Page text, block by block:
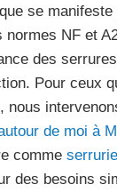
se
NF et
des
Pour ceux
nous
de moi à
comme
des besoins